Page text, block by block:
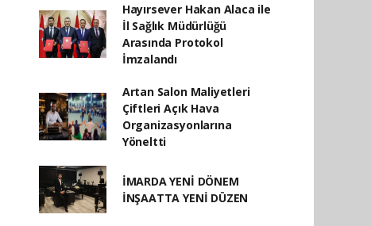
Hayırsever Hakan Alaca ile
İl Sağlık Müdürlüğü
Arasında Protokol
İmzalandı
Artan Salon Maliyetleri
Çiftleri Açık Hava
Organizasyonlarına
Yöneltti
İMARDA YENİ DÖNEM
İNŞAATTA YENİ DÜZEN